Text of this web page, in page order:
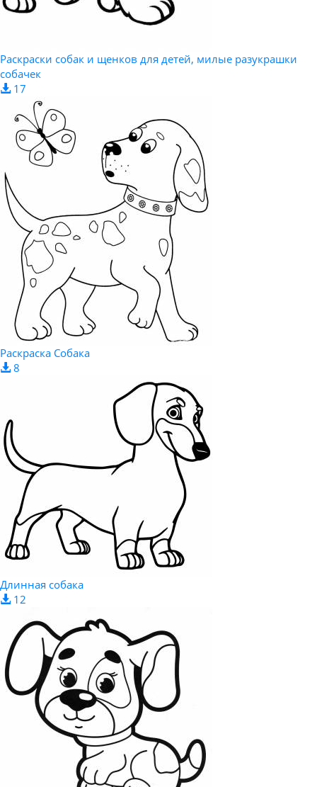
Раскраски собак и щенков для детей, милые разукрашки
собачек
17
Раскраска Собака
8
Длинная собака
12